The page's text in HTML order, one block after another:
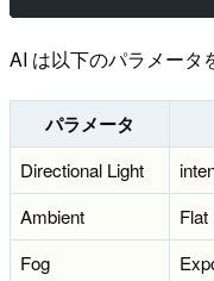
AI は以下のパラメータ
パラメータ
Directional Light
Ambient
Fog